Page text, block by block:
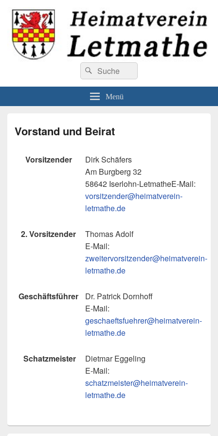
Heimatverein Letmathe
Willkommen beim Heimatverein Letmathe
Suchen
nach:
Suchen
Menü
Vorstand und Beirat
Vorsitzender
Dirk Schäfers
Am Burgberg 32
58642 Iserlohn-LetmatheE-Mail:
vorsitzender@heimatverein-
letmathe.de
2. Vorsitzender
Thomas Adolf
E-Mail:
zweitervorsitzender@heimatverein-
letmathe.de
Geschäftsführer
Dr. Patrick Dornhoff
E-Mail:
geschaeftsfuehrer@heimatverein-
letmathe.de
Schatzmeister
Dietmar Eggeling
E-Mail:
schatzmeister@heimatverein-
letmathe.de